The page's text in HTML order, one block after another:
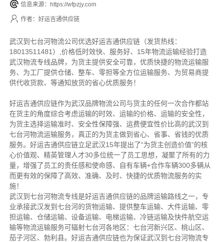
信息来源：https://wfpzjy.com
作者：好运吉通供应链
武汉到七台河物流公司优选好运吉通供应链（发货热线：
18013511481）,价格低时效快、服务好、15年物流运输经验打造
武汉物流专线品牌，为货主提供安全可靠，优质快捷的物流运输服
务、为工厂提供仓储、整车、零担等全方位运输服务、为贸易商提
供代收货款、等通知放货的省心优质服务！
好运吉通供应链作为武汉品牌物流公司与货主的任何一次合作都站
在货主的角度综合考虑运输的时效、运输的价格、运输的安全性，
为货主选择运输准时、安全性保障强、运费便宜性价比高的武汉到
七台河物流运输服务，真正的为货主做到省心、省事、省钱的优质
服务。好运吉通供应链立足武汉15年提出了“为货主创造价值”的核
心价值观、精英管理人才30多位统一了员工思想，凝聚了所有的力
量，增强了员工的责任感和使命感、自有车辆+合作车辆300多辆从
而更有效的保障了高效、准确、及时、快捷的优质物流服务的实
施！
武汉到七台河物流专线是好运吉通供应链的品牌运输路线之一，专
业承接武汉发到七台河的货物运输、提供整车运输、大件运输、零
担运输、仓储运输、设备运输、电梯运输、冷链运输及快件航空运
输等物流运输服务可辐射七台河各地区：七台河新兴区、桃山区、
茄子河区、勃利县。好运吉通供应链也为保证武汉到七台河物流专